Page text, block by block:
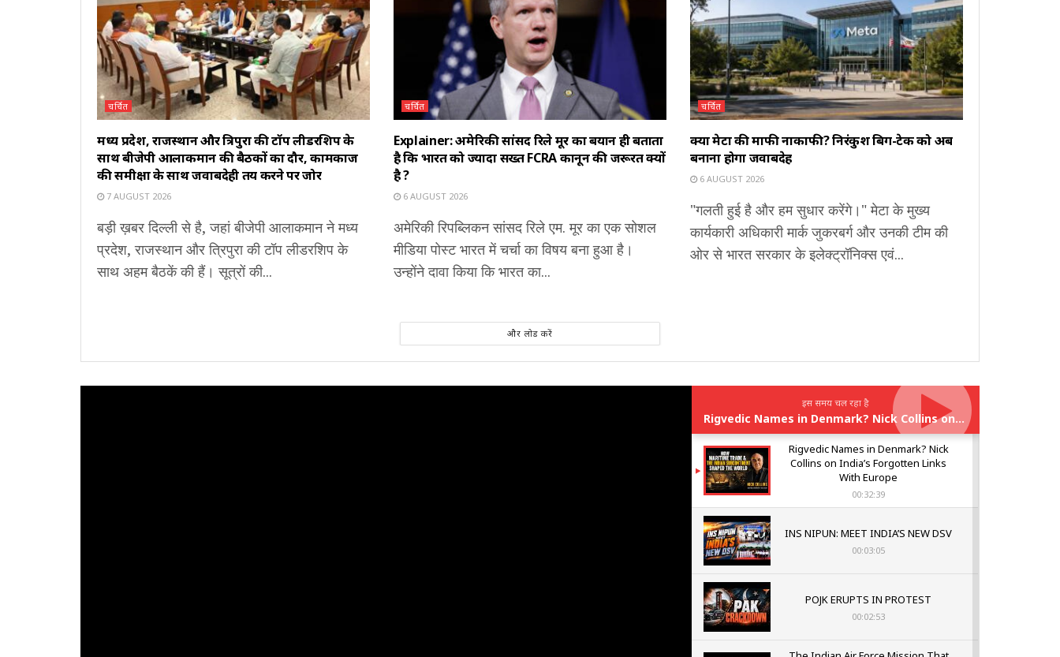
चर्चित
मध्य प्रदेश, राजस्थान और त्रिपुरा की टॉप लीडरशिप के
साथ बीजेपी आलाकमान की बैठकों का दौर, कामकाज
की समीक्षा के साथ जवाबदेही तय करने पर जोर
7 AUGUST 2026
बड़ी ख़बर दिल्ली से है, जहां बीजेपी आलाकमान ने मध्य
प्रदेश, राजस्थान और त्रिपुरा की टॉप लीडरशिप के
साथ अहम बैठकें की हैं। सूत्रों की...
चर्चित
Explainer: अमेरिकी सांसद रिले मूर का बयान ही बताता
है कि भारत को ज्यादा सख्त FCRA कानून की जरूरत क्यों
है ?
6 AUGUST 2026
अमेरिकी रिपब्लिकन सांसद रिले एम. मूर का एक सोशल
मीडिया पोस्ट भारत में चर्चा का विषय बना हुआ है।
उन्होंने दावा किया कि भारत का...
चर्चित
क्या मेटा की माफी नाकाफी? निरंकुश बिग-टेक को अब
बनाना होगा जवाबदेह
6 AUGUST 2026
"गलती हुई है और हम सुधार करेंगे।" मेटा के मुख्य
कार्यकारी अधिकारी मार्क जुकरबर्ग और उनकी टीम की
ओर से भारत सरकार के इलेक्ट्रॉनिक्स एवं...
और लोड करें
इस समय चल रहा है
Rigvedic Names in Denmark? Nick Collins on India’s Forgotten Links With Europe
Rigvedic Names in Denmark? Nick
Collins on India’s Forgotten Links
With Europe
00:32:39
INS NIPUN: MEET INDIA’S NEW DSV
00:03:05
POJK ERUPTS IN PROTEST
00:02:53